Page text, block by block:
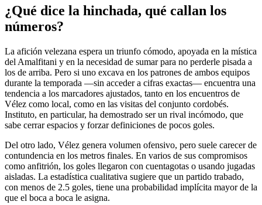
¿Qué dice la hinchada, qué callan los
números?
La afición velezana espera un triunfo cómodo, apoyada en la mística
del Amalfitani y en la necesidad de sumar para no perderle pisada a
los de arriba. Pero si uno excava en los patrones de ambos equipos
durante la temporada —sin acceder a cifras exactas— encuentra una
tendencia a los marcadores ajustados, tanto en los encuentros de
Vélez como local, como en las visitas del conjunto cordobés.
Instituto, en particular, ha demostrado ser un rival incómodo, que
sabe cerrar espacios y forzar definiciones de pocos goles.
Del otro lado, Vélez genera volumen ofensivo, pero suele carecer de
contundencia en los metros finales. En varios de sus compromisos
como anfitrión, los goles llegaron con cuentagotas o usando jugadas
aisladas. La estadística cualitativa sugiere que un partido trabado,
con menos de 2.5 goles, tiene una probabilidad implícita mayor de la
que el boca a boca le asigna.